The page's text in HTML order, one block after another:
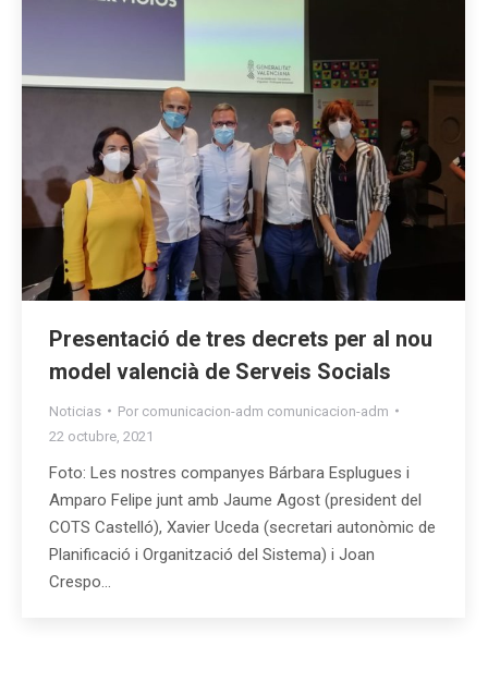
Presentació de tres decrets per al nou
model valencià de Serveis Socials
Noticias Por comunicacion-adm comunicacion-adm
22 octubre, 2021
Foto: Les nostres companyes Bárbara Esplugues i
Amparo Felipe junt amb Jaume Agost (president del
COTS Castelló), Xavier Uceda (secretari autonòmic de
Planificació i Organització del Sistema) i Joan
Crespo…